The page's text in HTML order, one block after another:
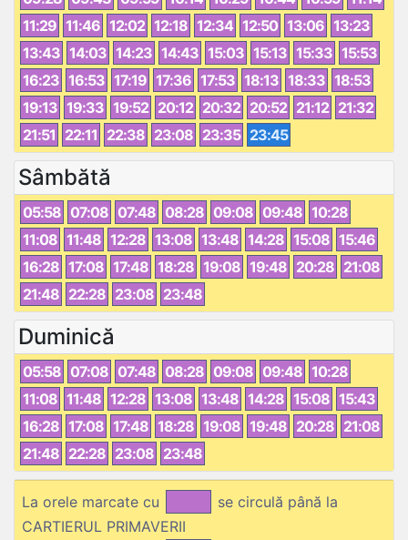
11:29 11:46 12:02 12:18 12:34 12:50 13:06 13:23
13:43 14:03 14:23 14:43 15:03 15:13 15:33 15:53
16:23 16:53 17:19 17:36 17:53 18:13 18:33 18:53
19:13 19:33 19:52 20:12 20:32 20:52 21:12 21:32
21:51 22:11 22:38 23:08 23:35 23:45
Sâmbătă
05:58 07:08 07:48 08:28 09:08 09:48 10:28
11:08 11:48 12:28 13:08 13:48 14:28 15:08 15:46
16:28 17:08 17:48 18:28 19:08 19:48 20:28 21:08
21:48 22:28 23:08 23:48
Duminică
05:58 07:08 07:48 08:28 09:08 09:48 10:28
11:08 11:48 12:28 13:08 13:48 14:28 15:08 15:43
16:28 17:08 17:48 18:28 19:08 19:48 20:28 21:08
21:48 22:28 23:08 23:48
La orele marcate cu
se circulă până la
CARTIERUL PRIMAVERII